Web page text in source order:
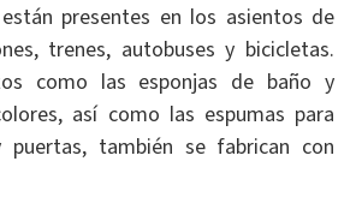
presentes en los asientos de
trenes, autobuses y bicicletas.
como las esponjas de baño y
así como las espumas para
puertas, también se fabrican con